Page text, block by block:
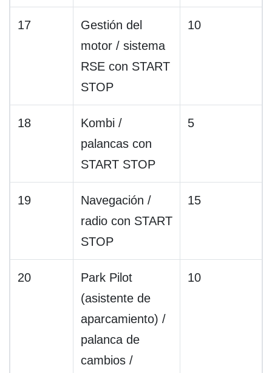
17
Gestión del
motor / sistema
RSE con START
STOP
10
18
Kombi /
palancas con
START STOP
5
19
Navegación /
radio con START
STOP
15
20
Park Pilot
(asistente de
aparcamiento) /
palanca de
cambios /
10